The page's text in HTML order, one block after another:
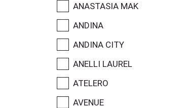
ANASTASIA MAK
ANDINA
ANDINA CITY
ANELLI LAUREL
ATELERO
AVENUE